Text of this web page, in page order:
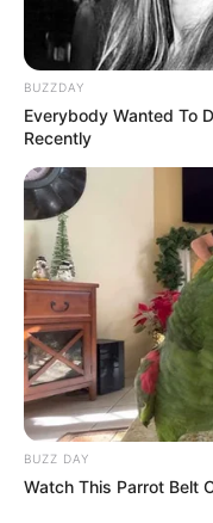
BUZZDAY
Everybody Wanted To
Recently
BUZZ DAY
Watch This Parrot Belt